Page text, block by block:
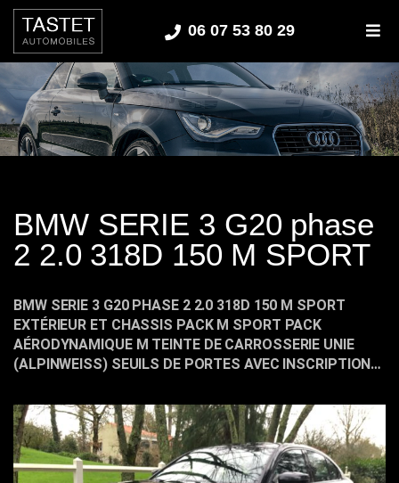
06 07 53 80 29
BMW SERIE 3 G20 phase
2 2.0 318D 150 M SPORT
BMW SERIE 3 G20 PHASE 2 2.0 318D 150 M SPORT
EXTÉRIEUR ET CHASSIS PACK M SPORT PACK
AÉRODYNAMIQUE M TEINTE DE CARROSSERIE UNIE
(ALPINWEISS) SEUILS DE PORTES AVEC INSCRIPTION…